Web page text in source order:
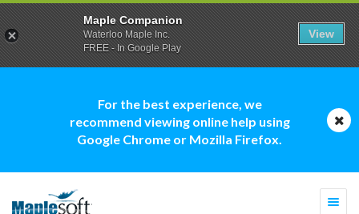
For the best experience, we
recommend viewing online help using
Google Chrome or Mozilla Firefox.
Maple Companion
Waterloo Maple Inc.
FREE - In Google Play
View